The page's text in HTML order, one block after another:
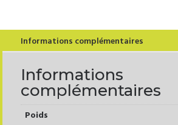
Informations complémentaires
Informations
complémentaires
Poids